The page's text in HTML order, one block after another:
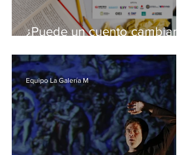
¿Puede un cuento cambiar
hablar (y escribir) sobre la
salud mental de niños y
jóvenes
Equipo La Galería M